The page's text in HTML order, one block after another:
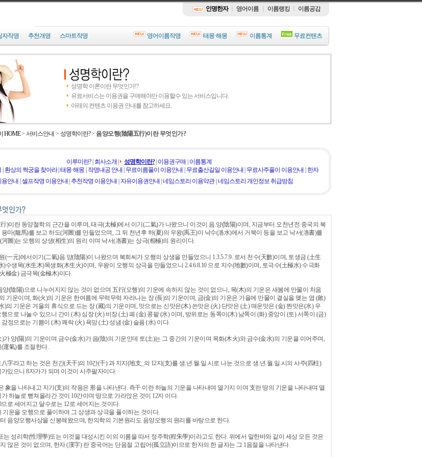
인명한자 영어이름 이름랭킹 이름공감
자작명 추천개명 스마트작명 영어이름작명 태몽·해몽 이름통계 무료컨텐츠
성명학 이론이란 무엇인가!?
유료서비스는 이용권을 구매해야만 이용할수 있는 서비스입니다.
아래의 컨텐츠 이용권 안내를 참고하세요.
HOME> 서비스안내 > 성명학이란?> 음양오행(陰陽五行)이란 무엇인가?
이루미란?| 회사소개 | 성명학이란?| 이용권구매
이름통계
환상의 짝궁을 찾아라|태몽·해몽 작명내공 안내 무료이름풀이 이용안내 무료출산길일 이용안내 무료사주풀이 이용안내
한자
용안내 셀프작명 이용안내 추천작명 이용안내 자유이용권안내 네임스토리 이용약관| 네임스토리 개인정보 취급방침
)이란 동양철학의 근간을 이루며, 태극(太極)에서 이기(二氣)가 나왔으니 이것이 음.양(陰陽)이며, 지금부터 오천년전 중국의 복
마(龍馬)를 보고 하도(河圖)를 만들었으며, 그 뒤 천년후 하(夏)의 우왕(禹王)이 낙수(洛水)에서 거북이 등을 보고 낙서(洛書)를
圖)는 오행의 상생(相生)의 원리 이며 낙서(洛書)는 상극(相極)의 원리이다.
(一元)에서이기(二氣)음.양(陰陽)이 나왔으며 복희씨가 오행의 상생을 만들었으니 1.3.5.7.9. 로서 천수(天數)이며, 토생금 (土生
)수생목(水生木)목생화(木生火)이며, 우왕이 오행의 상극을 만들었으니 2.4.6.8.10 으로 지수(地數)이며, 토극수(土極水) 수극화
極金) 금극목(金極木)이다.
양(陰陽)으로 나누어지지 않는 것이 없으며 五行(오행)의 기운에 속하지 않는 것이 없으니, 목(木)의 기운은 새봄에 만물이 처음
기운이며, 화(火)의 기운은 한여름에 무럭무럭 자라나는 장 (長)의 기운이며, 금(金)의 기운은 가을에 만물이 결실을 맺는 염 (斂)
)의 기운은 겨울의 휴식으로 드는 장 (藏)의 기운이며, 맛으로는 신맛은(木) 쓴맛은 (火) 단맛은 (土) 매운맛은 (金) 짠맛은(水) 우
으로 나눌수 있으니 간이 (木) 심장 (火) 비장 (土) 폐 (金) 콩팥 (水) 이며, 방위로는 동쪽이(木) 남쪽이 (화) 중앙이 (토) 서쪽이 (금)
감정으로는 기쁨이 (木) 쾌락 (火) 욕망 (土) 성냄 (金) 슬픔 (水) 이다.
가 양(陽)의 기운이며 금수(金水)가 음(陰)의 기운인데 토(土)는 그 중간의 기운이며 목화(木火)와 금수(金水)의 기운을 이어주며,
運氣)를 조절한다.
字라고 하는 것은 천간(天干)의 10간(干) 과 지지(地支_의 12지(支)를 생.년.월.일.시로 나눈 것으로 생.년.월.일.시의 사주(四柱)
있으니 8자가가 되며 이것이 사주팔자이다.
象을 나타내고 지기(支)의 작용은 形을 나타낸다. 즉干 이란 하늘의 기운을 나타내며 열가지 이며 支란 땅의 기운을 나타내며 열
하늘로 뻗쳐올라간 것이 10간이며 땅으로 가라앉은 것이 12지 이다.
로 세어지고 달수로는 12로 세어지는 것이다.
기운을 오행으로 풀이하여 그 상생과 상극을 풀이하는 것이다.
음양오행사상을 신봉해왔으며, 한의학의 기본원리도 음양오행의 원리를 바탕으로 한다.
는 성리학(性理學)또는 이것을 대성시킨 이의 이름을 따서 정주학(程朱學)이라고도 한다. 위에서 말한바와 같이 세상 모든 것은
않은 것이 없으며, 한자 (漢字) 란 중국어는 단음절 고립어(孤立語)이므로 한자의 한 글자는 그 1음절을 나타낸다.